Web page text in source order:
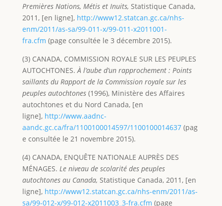
Premières Nations, Métis et Inuits, Statistique Canada,
2011, [en ligne], http://www12.statcan.gc.ca/nhs-
enm/2011/as-sa/99-011-x/99-011-x2011001-
fra.cfm (page consultée le 3 décembre 2015).
(3) CANADA, COMMISSION ROYALE SUR LES PEUPLES
AUTOCHTONES. À l’aube d’un rapprochement : Points
saillants du Rapport de la Commission royale sur les
peuples autochtones (1996), Ministère des Affaires
autochtones et du Nord Canada, [en
ligne], http://www.aadnc-
aandc.gc.ca/fra/1100100014597/1100100014637(pag
e consultée le 21 novembre 2015).
(4) CANADA, ENQUÊTE NATIONALE AUPRÈS DES
MÉNAGES. Le niveau de scolarité des peuples
autochtones au Canada, Statistique Canada, 2011, [en
ligne], http://www12.statcan.gc.ca/nhs-enm/2011/as-
sa/99-012-x/99-012-x2011003_3-fra.cfm (page